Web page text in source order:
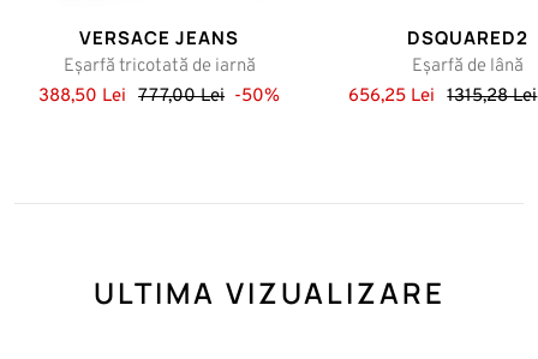
VERSACE JEANS
Eșarfă tricotată de iarnă
388,50 Lei 777,00 Lei -50%
DSQUARED2
Eșarfă de lână
656,25 Lei 1315,28 Lei
ULTIMA VIZUALIZARE